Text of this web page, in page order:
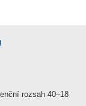
rozsah 40–18